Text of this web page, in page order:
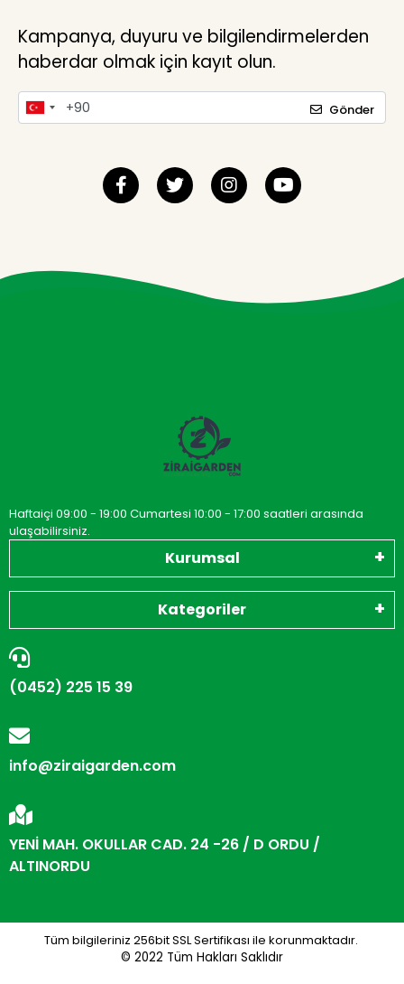
Kampanya, duyuru ve bilgilendirmelerden
haberdar olmak için kayıt olun.
Gönder
Haftaiçi 09:00 - 19:00 Cumartesi 10:00 - 17:00 saatleri arasında
ulaşabilirsiniz.
Kurumsal
Kategoriler
(0452) 225 15 39
info@ziraigarden.com
YENİ MAH. OKULLAR CAD. 24 -26 / D ORDU /
ALTINORDU
Tüm bilgileriniz 256bit SSL Sertifikası ile korunmaktadır.
© 2022 Tüm Hakları Saklıdır